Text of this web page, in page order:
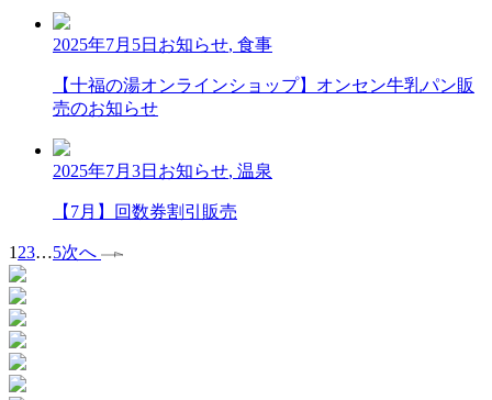
2025年7月5日 お知らせ, 食事
【十福の湯オンラインショップ】オンセン牛乳パン販
売のお知らせ
2025年7月3日 お知らせ, 温泉
【7月】回数券割引販売
1 23…5次へ